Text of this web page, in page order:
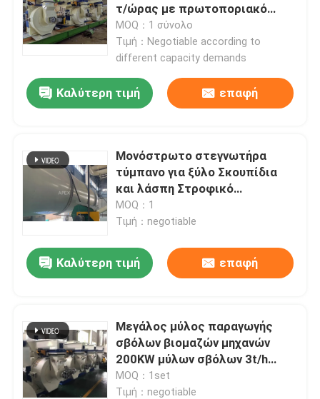
τ/ώρας με πρωτοποριακό
σχεδιασμό χωρίς σκόνη
MOQ：1 σύνολο
Τιμή：Negotiable according to
different capacity demands
Καλύτερη τιμή επαφή
Μονόστρωτο στεγνωτήρα
τύμπανο για ξύλο Σκουπίδια
και λάσπη Στροφικό
στεγνωτήρα 5t/h
MOQ：1
Τιμή：negotiable
Καλύτερη τιμή επαφή
Μεγάλος μύλος παραγωγής
σβόλων βιομαζών μηχανών
200KW μύλων σβόλων 3t/h
ξύλινος
MOQ：1set
Τιμή：negotiable